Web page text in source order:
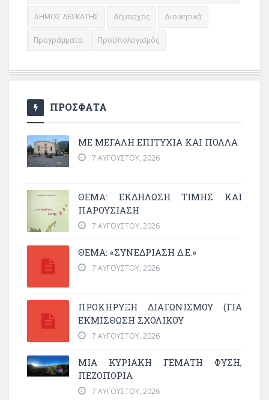
ΔΗΜΟΣ ΔΕΣΚΑΤΗΣ Δήμαρχος Διοικητικά
Προγράμματα Προϋπολογισμός
ΠΡΟΣΦΑΤΑ
ΜΕ ΜΕΓΆΛΗ ΕΠΙΤΥΧΊΑ ΚΑΙ ΠΟΛΛΆ
7 ΑΥΓΟΎΣΤΟΥ, 2026
ΘΈΜΑ: ΕΚΔΉΛΩΣΗ ΤΙΜΉΣ ΚΑΙ
ΠΑΡΟΥΣΊΑΣΗ
7 ΑΥΓΟΎΣΤΟΥ, 2026
ΘΕΜΑ: «ΣΥΝΕΔΡΊΑΣΗ Δ.Ε.»
7 ΑΥΓΟΎΣΤΟΥ, 2026
ΠΡΟΚΗΡΥΞΗ ΔΙΑΓΩΝΙΣΜΟΥ (ΓΙΑ
ΕΚΜΊΣΘΩΣΗ ΣΧΟΛΙΚΟΎ
7 ΑΥΓΟΎΣΤΟΥ, 2026
ΜΙΑ ΚΥΡΙΑΚΉ ΓΕΜΆΤΗ ΦΎΣΗ,
ΠΕΖΟΠΟΡΊΑ
7 ΑΥΓΟΎΣΤΟΥ, 2026